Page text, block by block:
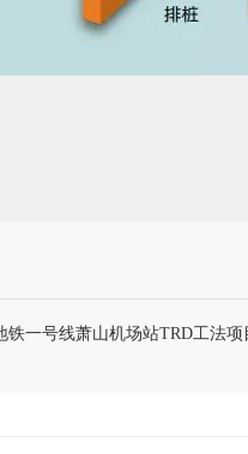
铁一号线萧山机场站TRD工法项